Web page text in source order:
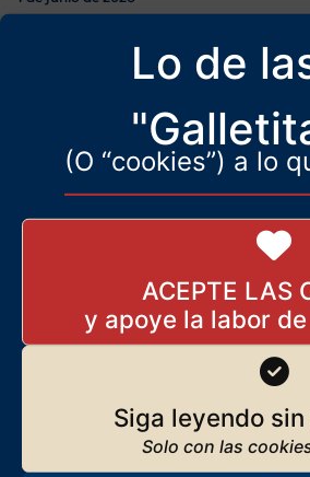
Lo de
(O “cookies”) a lo
ACEPTE LAS
Siga leyendo
Régimen del 78 sobre la Guerra Civil. Y